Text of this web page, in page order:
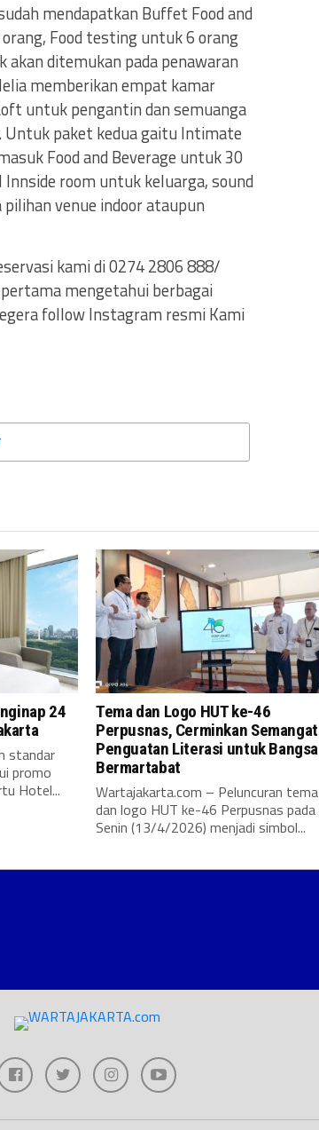
mendapatkan Buffet Food and
Food testing untuk 6 orang
akan ditemukan pada penawaran
memberikan empat kamar
untuk pengantin dan semuanga
Untuk paket kedua gaitu Intimate
Food and Beverage untuk 30
room untuk keluarga, sound
venue indoor ataupun
kami di 0274 2806 888/
mengetahui berbagai
follow Instagram resmi Kami
24
standar
promo
Hotel...
Tema dan Logo HUT ke-46
Perpusnas, Cerminkan Semangat
Penguatan Literasi untuk Bangsa
Bermartabat
Wartajakarta.com – Peluncuran tema
dan logo HUT ke-46 Perpusnas pada
Senin (13/4/2026) menjadi simbol...